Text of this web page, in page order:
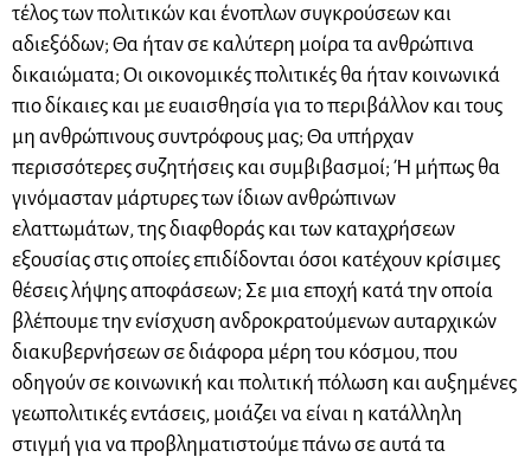
τέλος των πολιτικών και ένοπλων συγκρούσεων και
αδιεξόδων; Θα ήταν σε καλύτερη μοίρα τα ανθρώπινα
δικαιώματα; Οι οικονομικές πολιτικές θα ήταν κοινωνικά
πιο δίκαιες και με ευαισθησία για το περιβάλλον και τους
μη ανθρώπινους συντρόφους μας; Θα υπήρχαν
περισσότερες συζητήσεις και συμβιβασμοί; Ή μήπως θα
γινόμασταν μάρτυρες των ίδιων ανθρώπινων
ελαττωμάτων, της διαφθοράς και των καταχρήσεων
εξουσίας στις οποίες επιδίδονται όσοι κατέχουν κρίσιμες
θέσεις λήψης αποφάσεων; Σε μια εποχή κατά την οποία
βλέπουμε την ενίσχυση ανδροκρατούμενων αυταρχικών
διακυβερνήσεων σε διάφορα μέρη του κόσμου, που
οδηγούν σε κοινωνική και πολιτική πόλωση και αυξημένες
γεωπολιτικές εντάσεις, μοιάζει να είναι η κατάλληλη
στιγμή για να προβληματιστούμε πάνω σε αυτά τα